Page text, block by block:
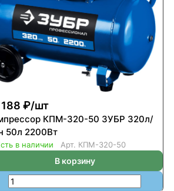
188 ₽/шт
КПМ-320-50 ЗУБР 320л/
50л 2200Вт
в наличии Арт. КПМ-320-50
В корзину